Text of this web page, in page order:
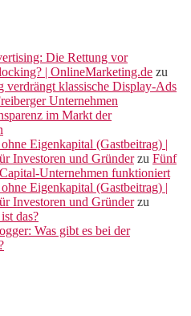
Die Rettung vor
| OnlineMarketing.de zu
verdrängt klassische Display-Ads
Unternehmen
im Markt der
Eigenkapital (Gastbeitrag) |
Investoren und Gründerzu Fünf
Unternehmen funktioniert
Eigenkapital (Gastbeitrag) |
Investoren und Gründerzu
das?
Was gibt es bei der